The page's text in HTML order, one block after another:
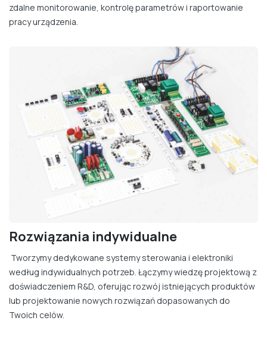
zdalne monitorowanie, kontrolę parametrów i raportowanie
pracy urządzenia. ​
Rozwiązania indywidualne
Tworzymy dedykowane systemy sterowania i elektroniki
według indywidualnych potrzeb. Łączymy wiedzę projektową z
doświadczeniem R&D, oferując rozwój istniejących produktów
lub projektowanie nowych rozwiązań dopasowanych do
Twoich celów.